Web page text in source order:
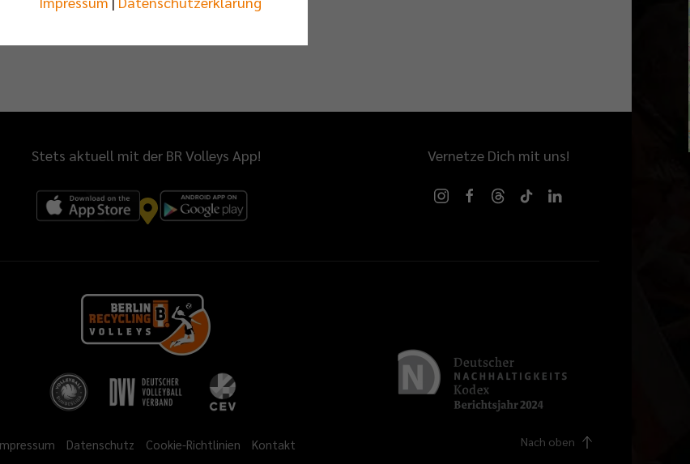
Stets aktuell mit der BR Volleys App! Vernetze Dich mit uns!
Datenschutz Cookie-Richtlinien Kontakt Nach oben